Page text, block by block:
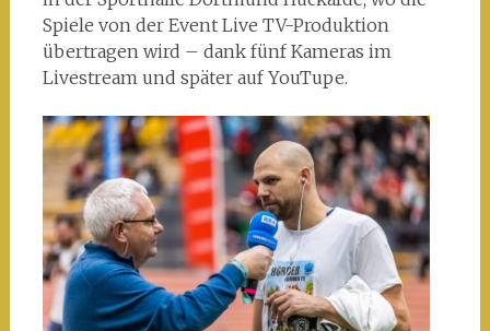
Spiele von der Event Live TV-Produktion
übertragen wird – dank fünf Kameras im
Livestream und später auf YouTupe.